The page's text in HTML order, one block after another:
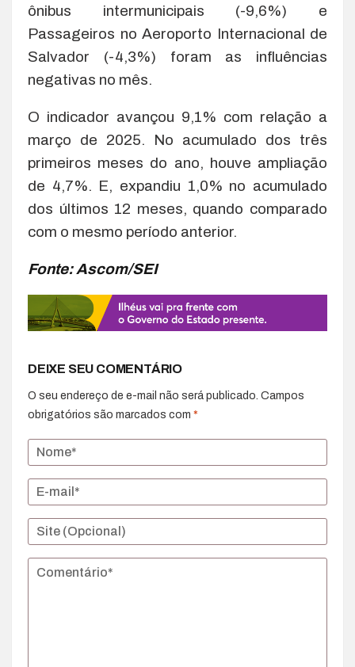
ônibus intermunicipais (-9,6%) e
Passageiros no Aeroporto Internacional de
Salvador (-4,3%) foram as influências
negativas no mês.
O indicador avançou 9,1% com relação a
março de 2025. No acumulado dos três
primeiros meses do ano, houve ampliação
de 4,7%. E, expandiu 1,0% no acumulado
dos últimos 12 meses, quando comparado
com o mesmo período anterior.
Fonte: Ascom/SEI
DEIXE SEU COMENTÁRIO
O seu endereço de e-mail não será publicado. Campos
obrigatórios são marcados com *